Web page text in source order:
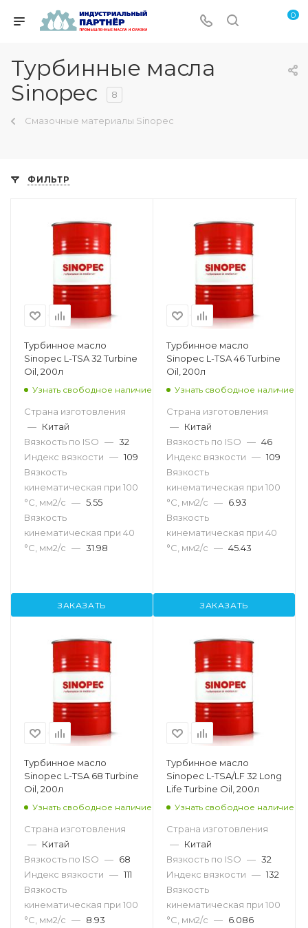
0
Турбинные масла
Sinopec
8
Смазочные материалы Sinopec
ФИЛЬТР
Турбинное масло
Sinopec L-TSA 32 Turbine
Oil, 200л
Узнать свободное наличие
Страна изготовления
— Китай
Вязкость по ISO — 32
Индекс вязкости — 109
Вязкость
кинематическая при 100
°С, мм2/с — 5.55
Вязкость
кинематическая при 40
°С, мм2/с — 31.98
ЗАКАЗАТЬ
Турбинное масло
Sinopec L-TSA 46 Turbine
Oil, 200л
Узнать свободное наличие
Страна изготовления
— Китай
Вязкость по ISO — 46
Индекс вязкости — 109
Вязкость
кинематическая при 100
°С, мм2/с — 6.93
Вязкость
кинематическая при 40
°С, мм2/с — 45.43
ЗАКАЗАТЬ
Турбинное масло
Sinopec L-TSA 68 Turbine
Oil, 200л
Узнать свободное наличие
Страна изготовления
— Китай
Вязкость по ISO — 68
Индекс вязкости — 111
Вязкость
кинематическая при 100
°С, мм2/с — 8.93
Турбинное масло
Sinopec L-TSA/LF 32 Long
Life Turbine Oil, 200л
Узнать свободное наличие
Страна изготовления
— Китай
Вязкость по ISO — 32
Индекс вязкости — 132
Вязкость
кинематическая при 100
°С, мм2/с — 6.086